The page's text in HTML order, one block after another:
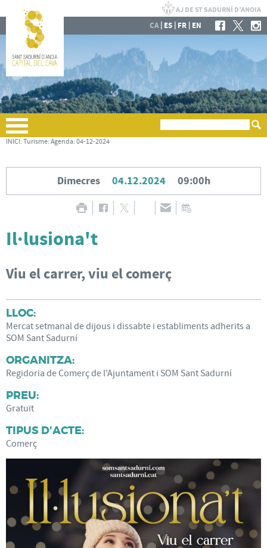
CA| ES | FR | EN
INICI: Turisme: Agenda: 04-12-2024
Dimecres 04.12.2024 09:00h
Il·lusiona't
Viu el carrer, viu el comerç
LLOC:
Mercat setmanal de dijous i dissabte i establiments adherits a
SOM Sant Sadurní
ORGANITZA:
Regidoria de Comerç de l'Ajuntament i SOM Sant Sadurní
PREU:
Gratuït
TIPUS D'ACTE:
Comerç